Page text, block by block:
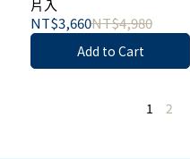
片入
NT$3,660NT$4,980
Add to Cart
1 2